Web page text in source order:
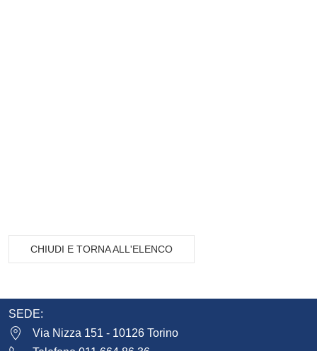
CHIUDI E TORNA ALL'ELENCO
SEDE:
Via Nizza 151 - 10126 Torino